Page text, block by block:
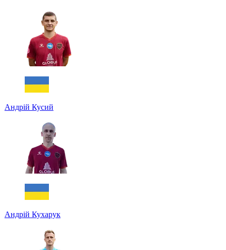
Андрій Кусий
Андрій Кухарук